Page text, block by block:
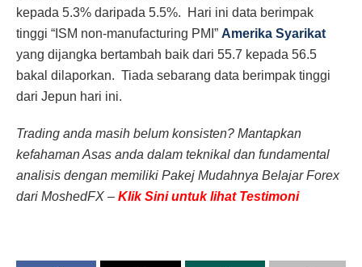
kepada 5.3% daripada 5.5%. Hari ini data berimpak
tinggi “ISM non-manufacturing PMI” Amerika Syarikat
yang dijangka bertambah baik dari 55.7 kepada 56.5
bakal dilaporkan. Tiada sebarang data berimpak tinggi
dari Jepun hari ini.
Trading anda masih belum konsisten? Mantapkan
kefahaman Asas anda dalam teknikal dan fundamental
analisis dengan memiliki Pakej Mudahnya Belajar Forex
dari MoshedFX – Klik Sini untuk lihat Testimoni